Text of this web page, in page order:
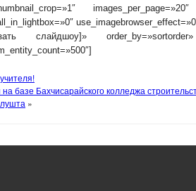
слайдшоу]»
базе Бахчисарайского колледжа
»